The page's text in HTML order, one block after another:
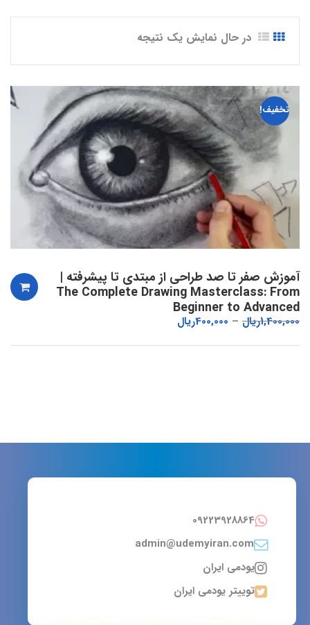
در حال نمایش یک نتیجه
تخفیف!
آموزش صفر تا صد طراحی از مبتدی تا پیشرفته |
The Complete Drawing Masterclass: From
Beginner to Advanced
1,400,000ریال 400,000ریال
09223928864
admin@udemyiran.com
یودمی ایران
توییتر یودمی ایران